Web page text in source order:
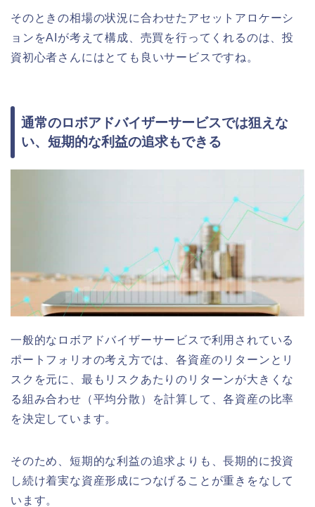
そのときの相場の状況に合わせたアセットアロケーシ
ョンをAIが考えて構成、売買を行ってくれるのは、投
資初心者さんにはとても良いサービスですね。
通常のロボアドバイザーサービスでは狙えな
い、短期的な利益の追求もできる
一般的なロボアドバイザーサービスで利用されている
ポートフォリオの考え方では、各資産のリターンとリ
スクを元に、最もリスクあたりのリターンが大きくな
る組み合わせ（平均分散）を計算して、各資産の比率
を決定しています。
そのため、短期的な利益の追求よりも、長期的に投資
し続け着実な資産形成につなげることが重きをなして
います。